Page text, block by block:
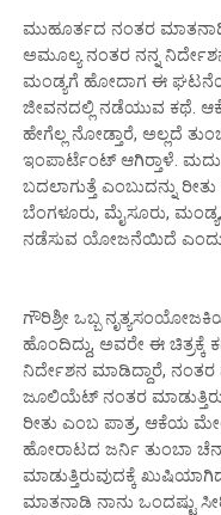
ಮುಹೂರ್ತದ ನಂತರ
ಅಮೂಲ್ಯ ನಂತರ ನನ್ನ
ಮಂಡ್ಯಗೆ ಹೋದಾಗ ಈ ಘಟನೆಯ
ಜೀವನದಲ್ಲಿ ನಡೆಯುವ ಕಥೆ.
ಹೇಗೆಲ್ಲ ನೋಡ್ತಾರೆ, ಅಲ್ಲದೆ
ಇಂಪಾರ್ಟೆಂಟ್ ಆಗಿರ‍್ತಾಳೆ.
ಬದಲಾಗುತ್ತೆ ಎಂಬುದನ್ನು
ಬೆಂಗಳೂರು, ಮೈಸೂರು,
ನಡೆಸುವ ಯೋಜನೆಯಿದೆ ಎಂದು
ಗೌರಿಶ್ರೀ ಒಬ್ಬ
ಹೊಂದಿದ್ದು, ಅವರೇ ಈ
ನಿರ್ದೇಶನ ಮಾಡಿದ್ದಾರೆ,
ಜೂಲಿಯೆಟ್ ನಂತರ
ರೀತು ಎಂಬ ಪಾತ್ರ, ಆಕೆಯ
ಹೋರಾಟದ ಜರ್ನಿ ತುಂಬಾ
ಮಾಡುತ್ತಿರುವುದಕ್ಕೆ
ಮಾತನಾಡಿ ನಾನು ಒಂದಷ್ಟು